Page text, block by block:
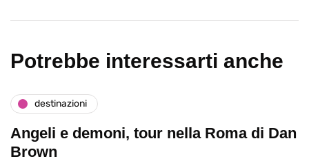
Potrebbe interessarti anche
destinazioni
Angeli e demoni, tour nella Roma di Dan
Brown